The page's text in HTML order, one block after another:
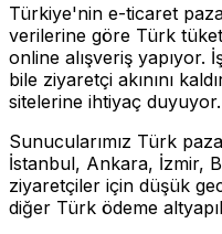
Türkiye'nin e-ticaret
verilerine göre Türk
online alışveriş yapıyor.
bile ziyaretçi akınını
sitelerine ihtiyaç duyuyor.
Sunucularımız Türk
İstanbul, Ankara, İzmir,
ziyaretçiler için düşük
diğer Türk ödeme